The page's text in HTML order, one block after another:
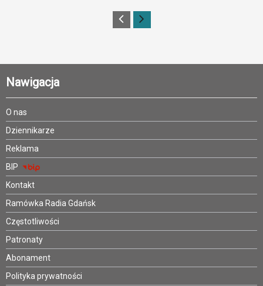
Nawigacja
O nas
Dziennikarze
Reklama
BIP
Kontakt
Ramówka Radia Gdańsk
Częstotliwości
Patronaty
Abonament
Polityka prywatności